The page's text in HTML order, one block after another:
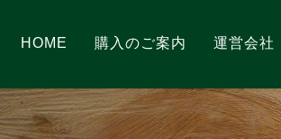
HOME 購入のご案内 運営会社